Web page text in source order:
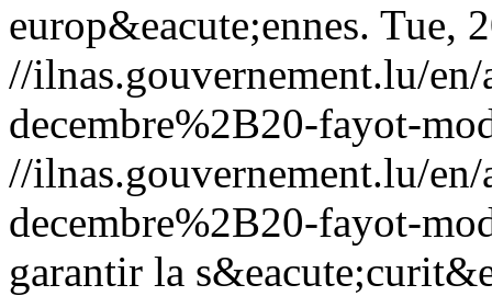
europ&eacute;ennes. Tue,
//ilnas.gouvernement.lu/
decembre%2B20-fayot-
//ilnas.gouvernement.lu/
decembre%2B20-fayot-
garantir la